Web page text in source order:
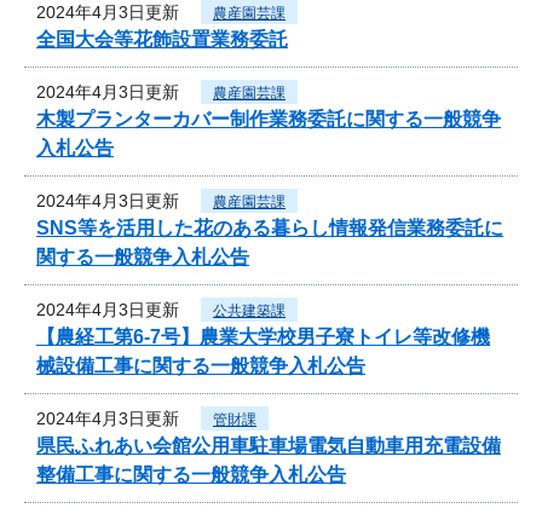
2024年4月3日更新 農産園芸課
全国大会等花飾設置業務委託
2024年4月3日更新 農産園芸課
木製プランターカバー制作業務委託に関する一般競争
入札公告
2024年4月3日更新 農産園芸課
SNS等を活用した花のある暮らし情報発信業務委託に
関する一般競争入札公告
2024年4月3日更新 公共建築課
【農経工第6-7号】農業大学校男子寮トイレ等改修機
械設備工事に関する一般競争入札公告
2024年4月3日更新 管財課
県民ふれあい会館公用車駐車場電気自動車用充電設備
整備工事に関する一般競争入札公告